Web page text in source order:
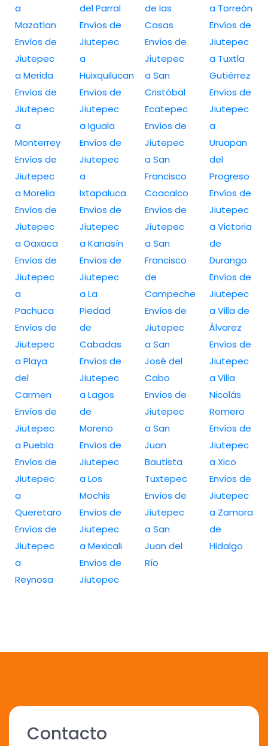
a
Mazatlan
Envíos de
Jiutepec
a Merida
Envíos de
Jiutepec
a
Monterrey
Envíos de
Jiutepec
a Morelia
Envíos de
Jiutepec
a Oaxaca
Envíos de
Jiutepec
a
Pachuca
Envíos de
Jiutepec
a Playa
del
Carmen
Envíos de
Jiutepec
a Puebla
Envíos de
Jiutepec
a
Queretaro
Envíos de
Jiutepec
a
Reynosa
del Parral
Envíos de
Jiutepec
a
Huixquilucan
Envíos de
Jiutepec
a Iguala
Envíos de
Jiutepec
a
Ixtapaluca
Envíos de
Jiutepec
a Kanasín
Envíos de
Jiutepec
a La
Piedad
de
Cabadas
Envíos de
Jiutepec
a Lagos
de
Moreno
Envíos de
Jiutepec
a Los
Mochis
Envíos de
Jiutepec
a Mexicali
Envíos de
Jiutepec
de las
Casas
Envíos de
Jiutepec
a San
Cristóbal
Ecatepec
Envíos de
Jiutepec
a San
Francisco
Coacalco
Envíos de
Jiutepec
a San
Francisco
de
Campeche
Envíos de
Jiutepec
a San
José del
Cabo
Envíos de
Jiutepec
a San
Juan
Bautista
Tuxtepec
Envíos de
Jiutepec
a San
Juan del
Río
a Torreón
Envíos de
Jiutepec
a Tuxtla
Gutiérrez
Envíos de
Jiutepec
a
Uruapan
del
Progreso
Envíos de
Jiutepec
a Victoria
de
Durango
Envíos de
Jiutepec
a Villa de
Álvarez
Envíos de
Jiutepec
a Villa
Nicolás
Romero
Envíos de
Jiutepec
a Xico
Envíos de
Jiutepec
a Zamora
de
Hidalgo
Contacto